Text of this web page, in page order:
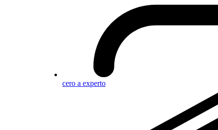
cero a experto